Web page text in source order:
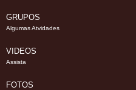
GRUPOS
Algumas Atvidades
VIDEOS
Assista
FOTOS